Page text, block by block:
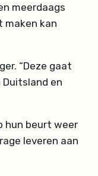
meerdaags
maken kan
“Deze gaat
en
hun beurt weer
leveren aan